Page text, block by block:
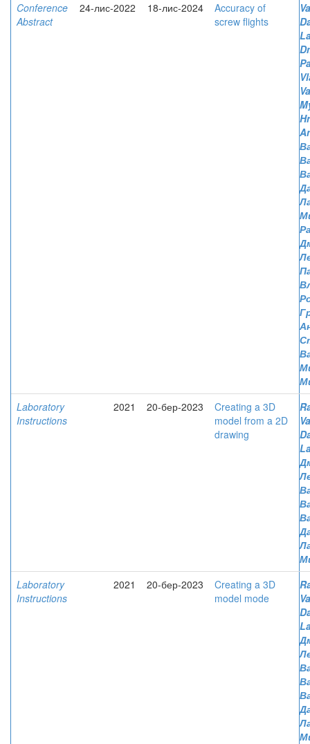
Conference
Abstract
24-лис-2022 18-лис-2024
Accuracy of
screw flights
Laboratory
Instructions
2021 20-бер-2023
Creating a 3D
model from a 2D
drawing
Laboratory
Instructions
2021 20-бер-2023
Creating a 3D
model mode